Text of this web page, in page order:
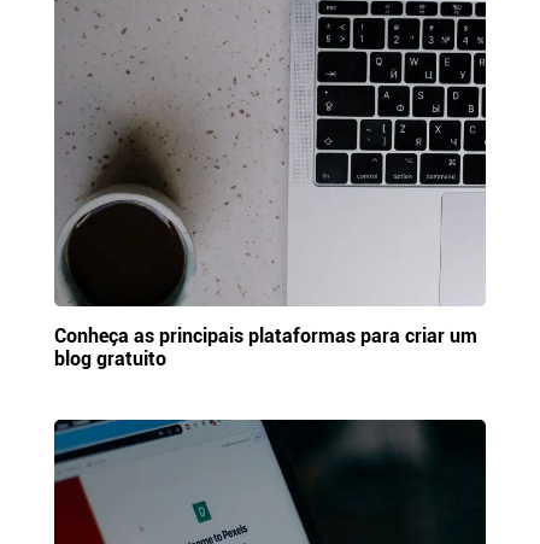
Conheça as principais plataformas para criar um
blog gratuito